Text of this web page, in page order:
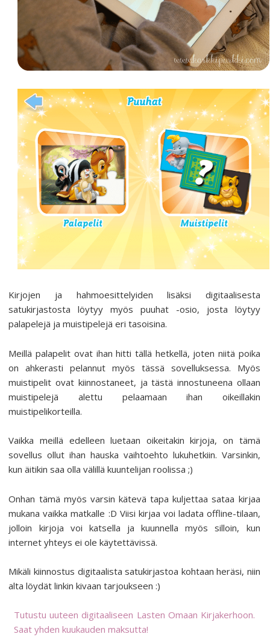
Kirjojen ja hahmoesittelyiden lisäksi digitaalisesta
satukirjastosta löytyy myös puuhat -osio, josta löytyy
palapelejä ja muistipelejä eri tasoisina.
Meillä palapelit ovat ihan hitti tällä hetkellä, joten niitä poika
on ahkerasti pelannut myös tässä sovelluksessa. Myös
muistipelit ovat kiinnostaneet, ja tästä innostuneena ollaan
muistipelejä alettu pelaamaan ihan oikeillakin
muistipelikorteilla.
Vaikka meillä edelleen luetaan oikeitakin kirjoja, on tämä
sovellus ollut ihan hauska vaihtoehto lukuhetkiin. Varsinkin,
kun äitikin saa olla välillä kuuntelijan roolissa ;)
Onhan tämä myös varsin kätevä tapa kuljettaa sataa kirjaa
mukana vaikka matkalle :D Viisi kirjaa voi ladata offline-tilaan,
jolloin kirjoja voi katsella ja kuunnella myös silloin, kun
internet yhteys ei ole käytettävissä.
Mikäli kiinnostus digitaalista satukirjastoa kohtaan heräsi, niin
alta löydät linkin kivaan tarjoukseen :)
Tutustu uuteen digitaaliseen Lasten Omaan Kirjakerhoon.
Saat yhden kuukauden maksutta!